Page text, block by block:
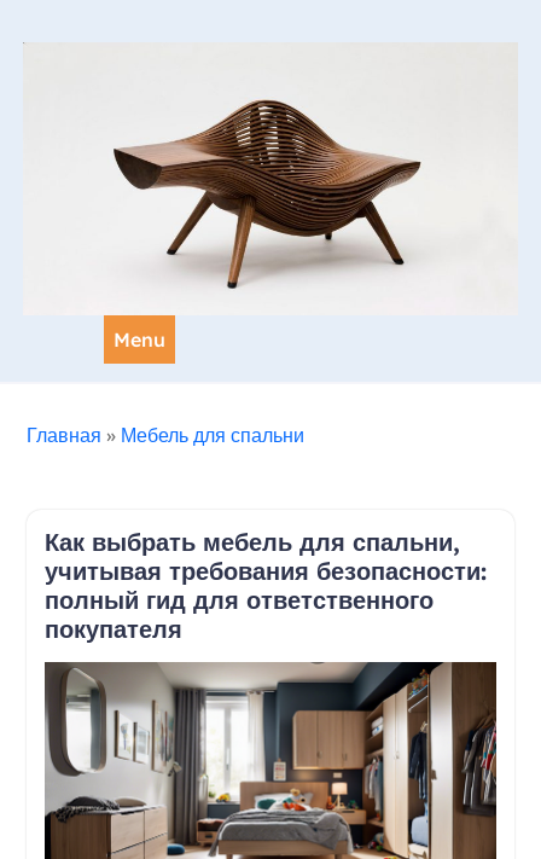
Menu
Главная » Мебель для спальни
Как выбрать мебель для спальни,
учитывая требования безопасности:
полный гид для ответственного
покупателя